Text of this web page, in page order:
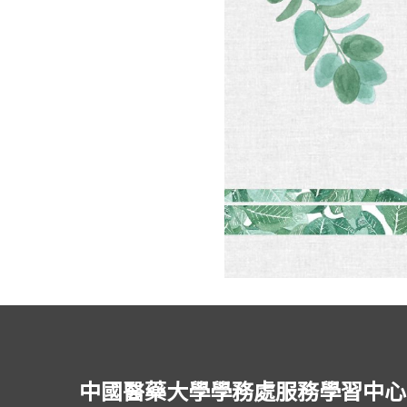
中國醫藥大學學務處服務學習中心